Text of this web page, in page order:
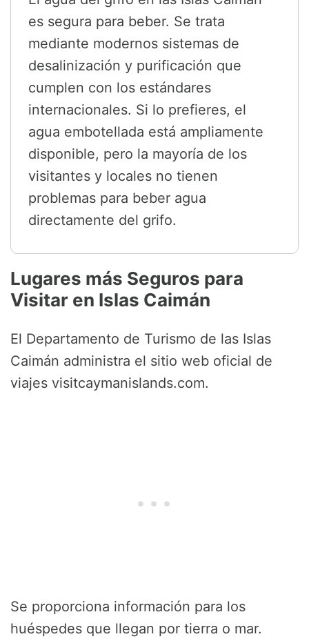
es segura para beber. Se trata
mediante modernos sistemas de
desalinización y purificación que
cumplen con los estándares
internacionales. Si lo prefieres, el
agua embotellada está ampliamente
disponible, pero la mayoría de los
visitantes y locales no tienen
problemas para beber agua
directamente del grifo.
Lugares más Seguros para
Visitar en Islas Caimán
El Departamento de Turismo de las Islas
Caimán administra el sitio web oficial de
viajes visitcaymanislands.com.
Se proporciona información para los
huéspedes que llegan por tierra o mar.